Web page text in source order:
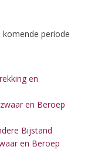
komende periode
en
en Beroep
Bijstand
en Beroep